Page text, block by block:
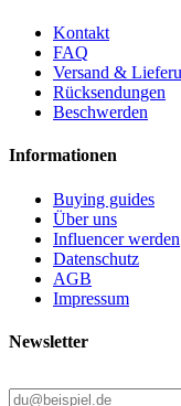
Kontakt
FAQ
Versand &
Rücksendungen
Beschwerden
Informationen
Buying guides
Über uns
Influencer werden
Datenschutz
AGB
Impressum
Newsletter